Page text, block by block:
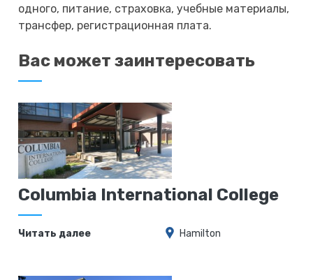
одного, питание, страховка, учебные материалы,
трансфер, регистрационная плата.
Вас может заинтересовать
Columbia International College
Читать далее Hamilton